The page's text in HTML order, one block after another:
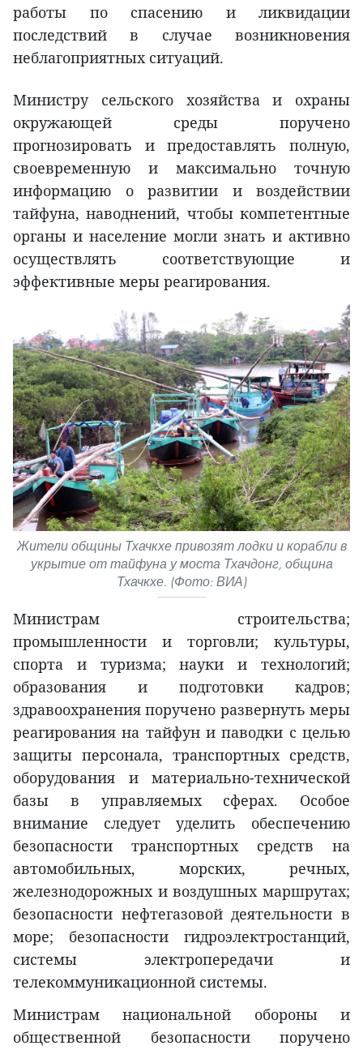
работы по спасению и ликвидации
последствий в случае возникновения
неблагоприятных ситуаций.
Министру сельского хозяйства и охраны
окружающей среды поручено
прогнозировать и предоставлять полную,
своевременную и максимально точную
информацию о развитии и воздействии
тайфуна, наводнений, чтобы компетентные
органы и население могли знать и активно
осуществлять соответствующие и
эффективные меры реагирования.
Жители общины Тхачкхе привозят лодки и корабли в
укрытие от тайфуна у моста Тхачдонг, община
Тхачкхе. (Фото: ВИА)
Министрам строительства;
промышленности и торговли; культуры,
спорта и туризма; науки и технологий;
образования и подготовки кадров;
здравоохранения поручено развернуть меры
реагирования на тайфун и паводки с целью
защиты персонала, транспортных средств,
оборудования и материально-технической
базы в управляемых сферах. Особое
внимание следует уделить обеспечению
безопасности транспортных средств на
автомобильных, морских, речных,
железнодорожных и воздушных маршрутах;
безопасности нефтегазовой деятельности в
море; безопасности гидроэлектростанций,
системы электропередачи и
телекоммуникационной системы.
Министрам национальной обороны и
общественной безопасности поручено